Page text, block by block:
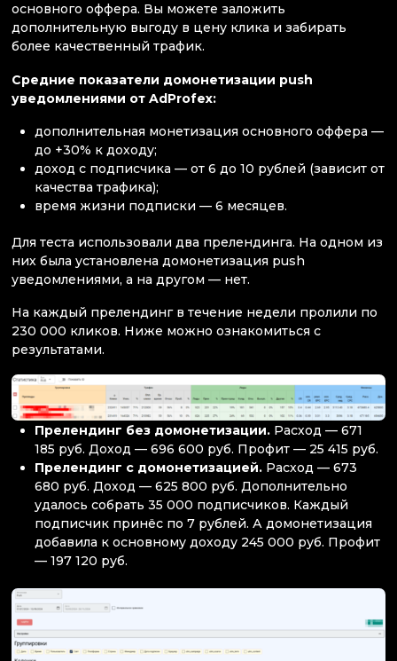
основного оффера. Вы можете заложить
дополнительную выгоду в цену клика и забирать
более качественный трафик.
Средние показатели домонетизации push
уведомлениями от AdProfex:
дополнительная монетизация основного оффера —
до +30% к доходу;
доход с подписчика — от 6 до 10 рублей (зависит от
качества трафика);
время жизни подписки — 6 месяцев.
Для теста использовали два прелендинга. На одном из
них была установлена домонетизация push
уведомлениями, а на другом — нет.
На каждый прелендинг в течение недели пролили по
230 000 кликов. Ниже можно ознакомиться с
результатами.
Прелендинг без домонетизации. Расход — 671
185 руб. Доход — 696 600 руб. Профит — 25 415 руб.
Прелендинг с домонетизацией. Расход — 673
680 руб. Доход — 625 800 руб. Дополнительно
удалось собрать 35 000 подписчиков. Каждый
подписчик принёс по 7 рублей. А домонетизация
добавила к основному доходу 245 000 руб. Профит
— 197 120 руб.